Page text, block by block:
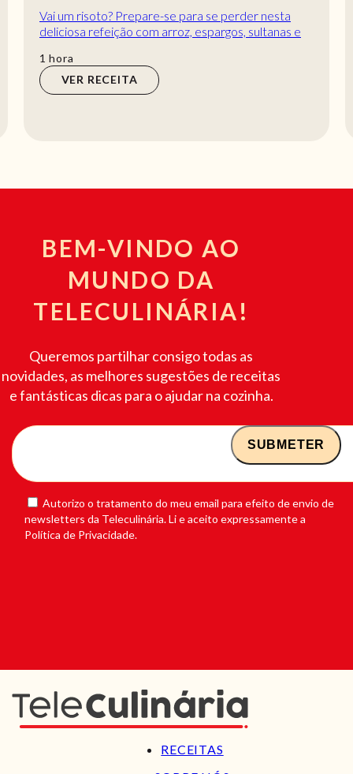
Vai um risoto? Prepare-se para se perder nesta
deliciosa refeição com arroz, espargos, sultanas e
1 hora
hora
VER RECEITA
BEM-VINDO AO
MUNDO DA
TELECULINÁRIA!
Queremos partilhar consigo todas as
novidades, as melhores sugestões de receitas
e fantásticas dicas para o ajudar na cozinha.
Autorizo o tratamento do meu email para efeito de envio de
newsletters da Teleculinária. Li e aceito expressamente a
Política de Privacidade.
RECEITAS